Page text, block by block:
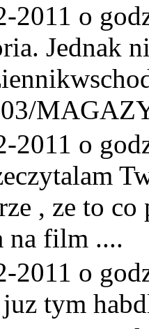
2011 o
Jednak
2011 o
, ze to
na film ....
2011 o
tym